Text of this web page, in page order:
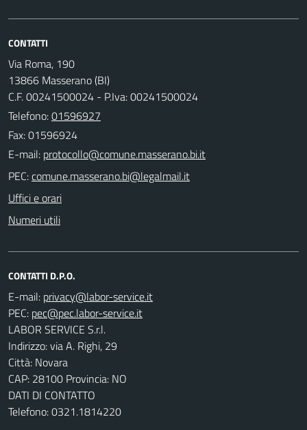
CONTATTI
Via Roma, 190
13866 Masserano (BI)
C.F. 00241500024 - P.Iva: 00241500024
Telefono:01596927
Fax: 01596924
E-mail:
PEC:
Uffici e orari
Numeri utili
CONTATTI D.P.O.
E-mail:
PEC:
LABOR SERVICE S.r.l.
Indirizzo: via A. Righi, 29
Città: Novara
CAP: 28100 Provincia: NO
DATI DI CONTATTO
Telefono: 0321.1814220